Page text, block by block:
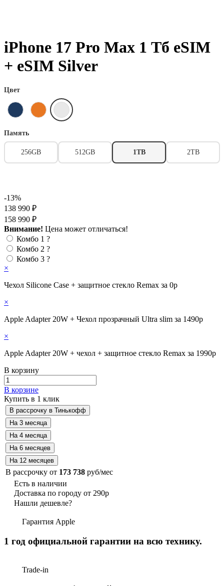
iPhone 17 Pro Max 1 Тб eSIM
+ eSIM Silver
Цвет
Память
256GB 512GB 1TB 2TB
-13%
138 990 ₽
158 990 ₽
Внимание! Цена может отличаться!
Комбо 1 ?
Комбо 2 ?
Комбо 3 ?
×
Чехол Silicone Case + защитное стекло Remax за 0р
×
Apple Adapter 20W + Чехол прозрачный Ultra slim за 1490р
×
Apple Adapter 20W + чехол + защитное стекло Remax за 1990р
В корзину
В корзине
Купить в 1 клик
В рассрочку от 173 738 руб/мес
Есть в наличии
Доставка по городу от 290р
Нашли дешевле?
Гарантия Apple
1 год официальной гарантии на всю технику.
Trade-in